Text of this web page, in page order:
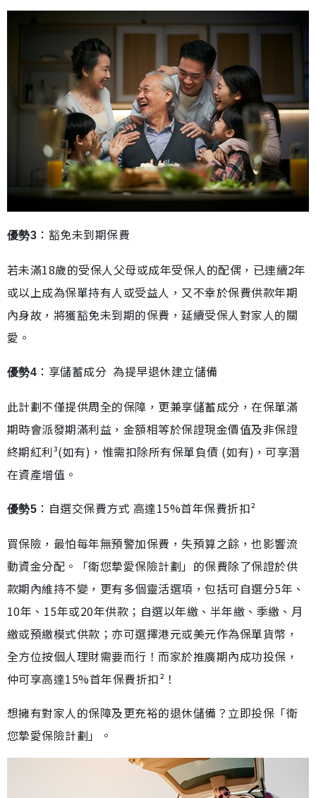
優勢3 ：豁免未到期保費
若未滿18歲的受保人父母或成年受保人的配偶，已連續2年
或以上成為保單持有人或受益人，又不幸於保費供款年期
內身故，將獲豁免未到期的保費，延續受保人對家人的關
愛。
優勢4 ：享儲蓄成分 為提早退休建立儲備
此計劃不僅提供周全的保障，更兼享儲蓄成分，在保單滿
期時會派發期滿利益，金額相等於保證現金價值及非保證
終期紅利³(如有)，惟需扣除所有保單負債 (如有)，可享潛
在資產增值。
優勢5 ：自選交保費方式 高達15%首年保費折扣²
買保險，最怕每年無預警加保費，失預算之餘，也影響流
動資金分配。「衛您摯愛保險計劃」的保費除了保證於供
款期內維持不變，更有多個靈活選項，包括可自選分5年、
10年、15年或20年供款；自選以年繳、半年繳、季繳、月
繳或預繳模式供款；亦可選擇港元或美元作為保單貨幣，
全方位按個人理財需要而行！而家於推廣期內成功投保，
仲可享高達15%首年保費折扣²！
想擁有對家人的保障及更充裕的退休儲備？立即投保「衛
您摯愛保險計劃」。